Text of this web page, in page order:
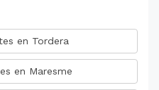
en Tordera
en Maresme